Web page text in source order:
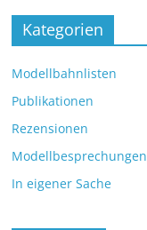
Kategorien
Modellbahnlisten
Publikationen
Rezensionen
Modellbesprechungen
In eigener Sache